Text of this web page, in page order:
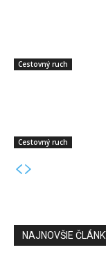
Cestovný ruch
Cestovný ruch
NAJNOVŠIE